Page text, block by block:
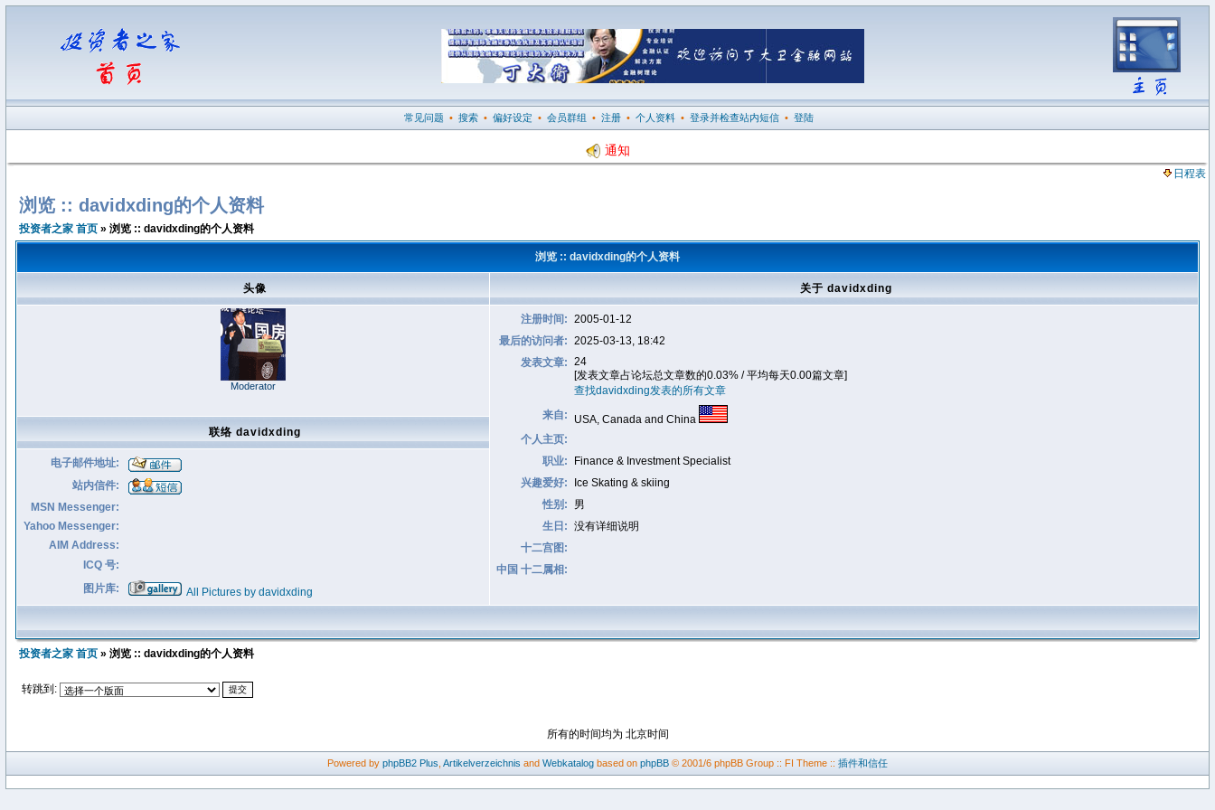
常见问题 • 搜索 • 偏好设定 • 会员群组 • 注册 • 个人资料 • 登录并检查站内短信 • 登陆
通知
日程表
浏览 :: davidxding的个人资料
投资者之家 首页 » 浏览 :: davidxding的个人资料
浏览 :: davidxding的个人资料
头像 关于 davidxding
Moderator
注册时间: 2005-01-12
最后的访问者: 2025-03-13, 18:42
发表文章: 24
[发表文章占论坛总文章数的0.03% / 平均每天0.00篇文章]
查找davidxding发表的所有文章
来自:
USA, Canada and China
个人主页:
职业:
Finance & Investment Specialist
兴趣爱好:
Ice Skating & skiing
性别:
男
生日: 没有详细说明
十二宫图:
中国 十二属相:
联络 davidxding
电子邮件地址:
站内信件:
MSN Messenger:
Yahoo Messenger:
AIM Address:
ICQ 号:
图片库:
All Pictures by davidxding
投资者之家 首页 » 浏览 :: davidxding的个人资料
转跳到:
所有的时间均为 北京时间
Powered by phpBB2 Plus Artikelverzeichnis and Webkatalog based on phpBB © 2001/6 phpBB Group :: FI Theme :: 插件和信任